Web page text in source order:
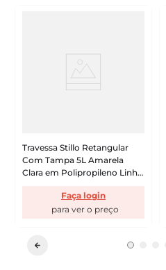
Travessa Stillo Retangular
Com Tampa 5L Amarela
Clara em Polipropileno Linha
Faça login